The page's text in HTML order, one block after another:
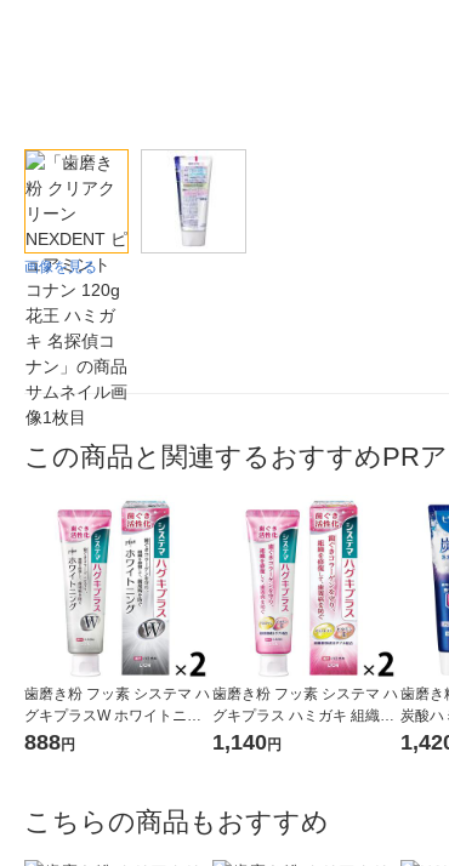
画像を見る
この商品と関連するおすすめPR
歯磨き粉 フッ素 システマ ハ
グキプラスW ホワイトニン
グ ハミガキ 高濃度フッ素配
888円
歯磨き粉 フッ素 システマ ハ
グキプラス ハミガキ 組織修
復成分ダブル配合 歯周病予
1,140円
歯磨き
炭酸ハ
ルソー
こちらの商品もおすすめ